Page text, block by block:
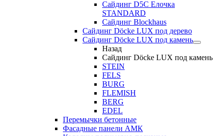
Сайдинг D5С Елочка
STANDARD
Сайдинг Blockhaus
Сайдинг Döcke LUX под дерево
Сайдинг Döcke LUX под камень
Назад
Сайдинг Döcke LUX под камень
STEIN
FELS
BURG
FLEMISH
BERG
EDEL
Перемычки бетонные
Фасадные панели АМК